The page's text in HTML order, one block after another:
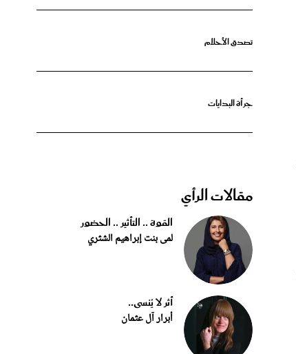
تصدق الأحلام
جرأة البدايات
مقالات الرأي
القوة .. التأثير .. الحضور
لمى بنت إبراهيم الشثري
أثر لا يُنسى..
أبرار آل عثمان